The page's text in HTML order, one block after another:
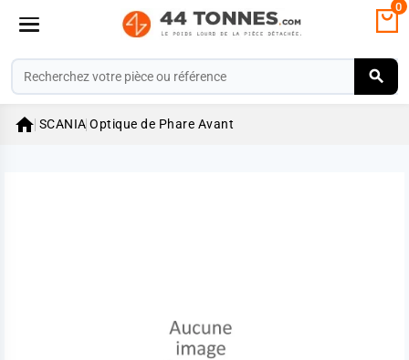
0
 SCANIA Optique de Phare Avant